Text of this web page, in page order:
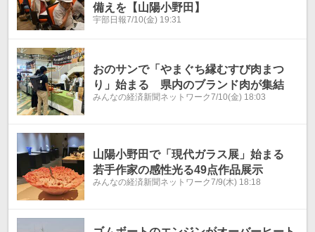
備えを【山陽小野田】
宇部日報7/10(金) 19:31
おのサンで「やまぐち縁むすび肉まつ
り」始まる 県内のブランド肉が集結
みんなの経済新聞ネットワーク7/10(金) 18:03
山陽小野田で「現代ガラス展」始まる
若手作家の感性光る49点作品展示
みんなの経済新聞ネットワーク7/9(木) 18:18